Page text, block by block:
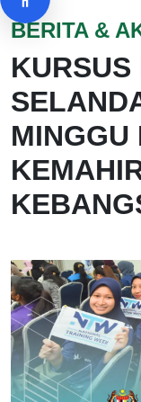
Pilihan aksesibiliti
BERITA &
KURSUS
MINGGU